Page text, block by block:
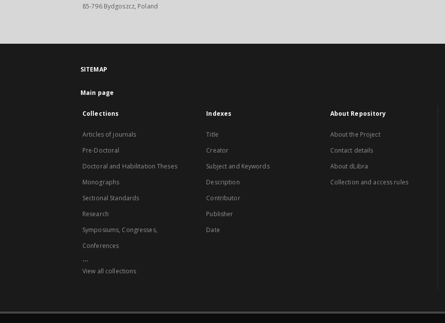
85-796 Bydgoszcz, Poland
SITEMAP
Main page
Collections
Articles of journals
Pre-Doctoral
Doctoral and Habilitation Theses
Monographs
Sectional Standards
Research
Symposiums, Congresses,
Conferences
...
View all collections
Indexes
Title
Creator
Subject and Keywords
Description
Contributor
Publisher
Date
About Repository
About the Project
Contact details
About dLibra
Collection and access rules